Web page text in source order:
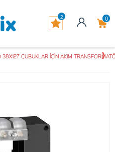
0
2
ÇUBUKLAR İÇİN AKIM